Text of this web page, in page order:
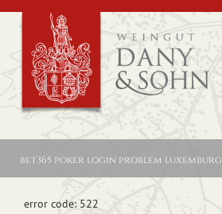
bet365 poker login problem luxemburg
error code: 522